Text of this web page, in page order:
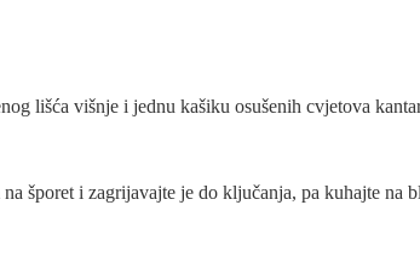
lišća višnje i jednu kašiku osušenih cvjetova
šporet i zagrijavajte je do ključanja, pa kuhajte na